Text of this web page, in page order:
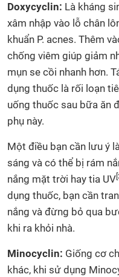
Doxycyclin: Là kháng
xâm nhập vào lỗ chân
khuẩn P. acnes. Thêm
chống viêm giúp giảm
mụn se cồi nhanh hơn.
dụng thuốc là rối loạn
uống thuốc sau bữa ăn
phụ này.
Một điều bạn cần lưu ý
sáng và có thể bị rám
nắng mặt trời hay tia UV
dụng thuốc, bạn cần
nắng và đừng bỏ qua
khi ra khỏi nhà.
Minocyclin: Giống cơ
khác, khi sử dụng